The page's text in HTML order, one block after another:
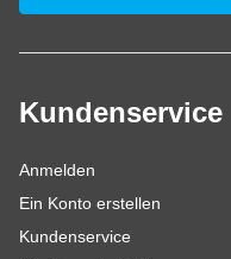
Kundenservice
Anmelden
Ein Konto erstellen
Kundenservice